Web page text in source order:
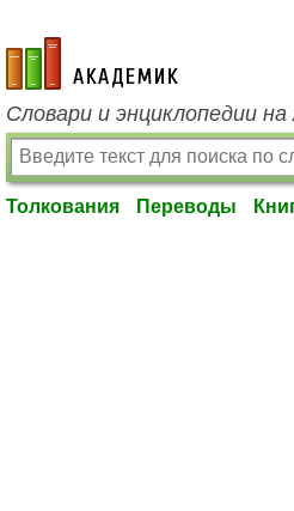
academic.ru
Словари и энциклопедии
Толкования Переводы